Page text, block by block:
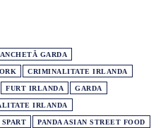
ANCHETĂ GARDA
CRIMINALITATE IRLANDA
FURT IRLANDA GARDA
IRLANDA
PANDA ASIAN STREET FOOD